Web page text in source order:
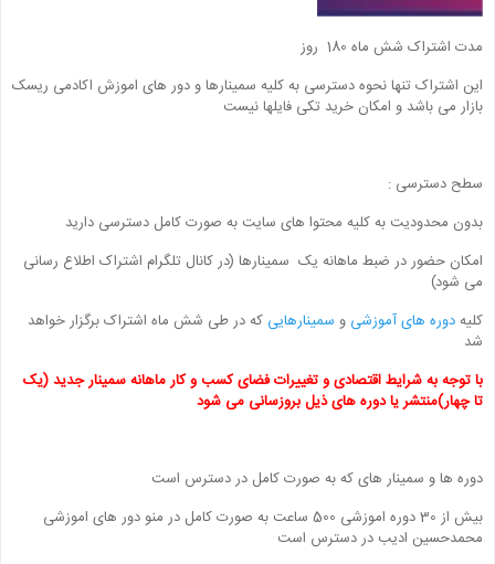
مدت اشتراک شش ماه 180 روز
این اشتراک تنها نحوه دسترسی به کلیه سمینارها و دور های اموزش اکادمی ریسک
بازار می باشد و امکان خرید تکی فایلها نیست
سطح دسترسی :
بدون محدودیت به کلیه محتوا های سایت به صورت کامل دسترسی دارید
امکان حضور در ضبط ماهانه یک سمینارها (در کانال تلگرام اشتراک اطلاع رسانی
می شود)
کلیهدوره های آموزشی و سمینارهایی که در طی شش ماه اشتراک برگزار خواهد
شد
با توجه به شرایط اقتصادی و تغییرات فضای کسب و کار ماهانه سمینار جدید (یک
تا چهار)منتشر یا دوره های ذیل بروزسانی می شود
دوره ها و سمینار های که به صورت کامل در دسترس است
بیش از 30 دوره اموزشی 500 ساعت به صورت کامل در منو دور های اموزشی
محمدحسین ادیب در دسترس است